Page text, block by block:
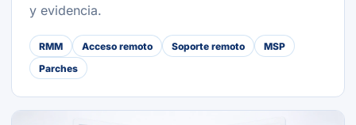
y evidencia.
RMM Acceso remoto Soporte remoto
MSP
Parches